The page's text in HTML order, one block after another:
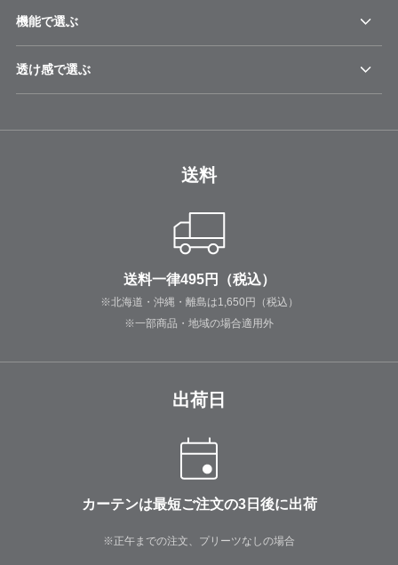
機能で選ぶ
透け感で選ぶ
送料
送料一律495円（税込）
※北海道・沖縄・離島は1,650円（税込）
※一部商品・地域の場合適用外
出荷日
カーテンは最短ご注文の3日後に出荷
※正午までの注文、プリーツなしの場合